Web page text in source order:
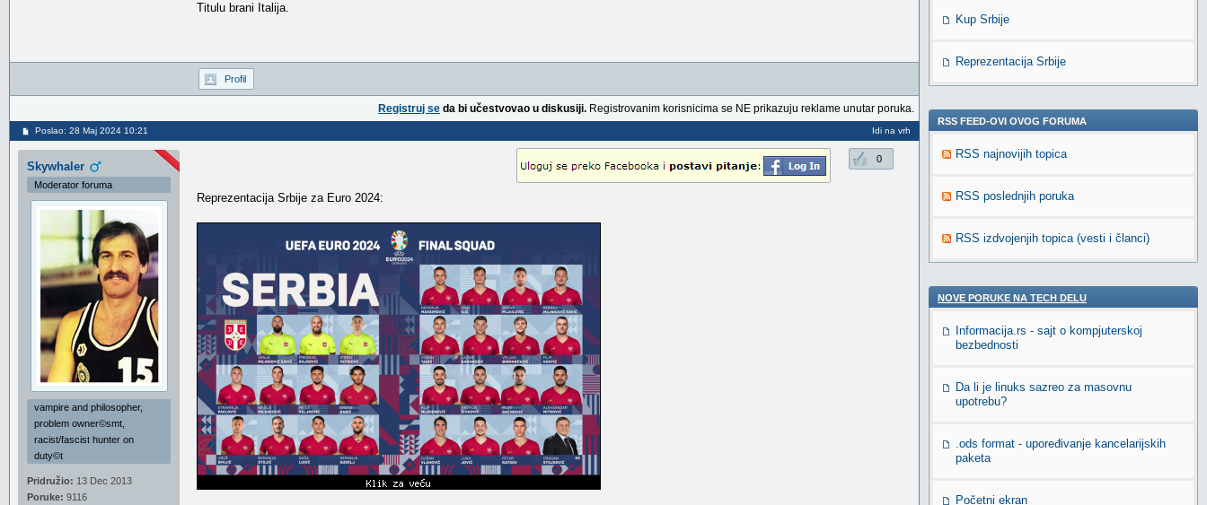
Titulu brani Italija.
Profil
Registruj se da bi učestvovao u diskusiji. Registrovanim korisnicima se NE prikazuju reklame unutar poruka.
Poslao: 28 Maj 2024 10:21 Idi na vrh
Skywhaler
Moderator foruma
vampire and philosopher,
problem owner©smt,
racist/fascist hunter on
duty©t
Pridružio: 13 Dec 2013
Poruke: 9116
0
Reprezentacija Srbije za Euro 2024:
Kup Srbije
Reprezentacija Srbije
RSS FEED-OVI OVOG FORUMA
RSS najnovijih topica
RSS poslednjih poruka
RSS izdvojenjih topica (vesti i članci)
NOVE PORUKE NA TECH DELU
Informacija.rs - sajt o kompjuterskoj
bezbednosti
Da li je linuks sazreo za masovnu
upotrebu?
.ods format - upoređivanje kancelarijskih
paketa
Početni ekran